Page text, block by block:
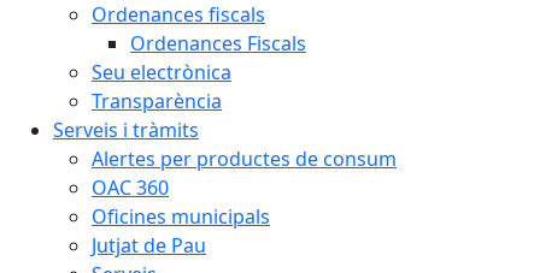
Ordenances fiscals
Ordenances Fiscals
Seu electrònica
Transparència
Serveis i tràmits
Alertes per productes de consum
OAC 360
Oficines municipals
Jutjat de Pau